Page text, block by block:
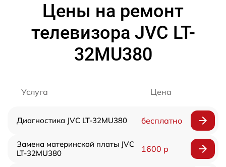
Цены на ремонт
телевизора JVC LT-
32MU380
Услуга Цена
Диагностика JVC LT-32MU380 бесплатно
Замена материнской платы JVC
LT-32MU380
1600 р